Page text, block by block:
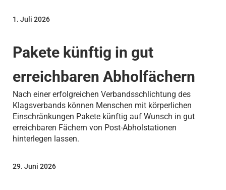
Pakete künftig in gut
erreichbaren Abholfächern
1. Juli 2026
Nach einer erfolgreichen Verbandsschlichtung des
Klagsverbands können Menschen mit körperlichen
Einschränkungen Pakete künftig auf Wunsch in gut
erreichbaren Fächern von Post-Abholstationen
hinterlegen lassen.
29. Juni 2026